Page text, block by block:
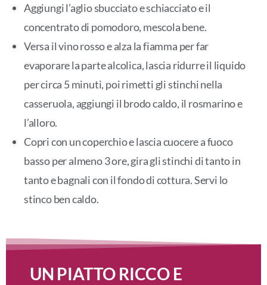
Aggiungi l’aglio sbucciato e schiacciato e il
concentrato di pomodoro, mescola bene.
Versa il vino rosso e alza la fiamma per far
evaporare la parte alcolica, lascia ridurre il liquido
per circa 5 minuti, poi rimetti gli stinchi nella
casseruola, aggiungi il brodo caldo, il rosmarino e
l’alloro.
Copri con un coperchio e lascia cuocere a fuoco
basso per almeno 3 ore, gira gli stinchi di tanto in
tanto e bagnali con il fondo di cottura. Servi lo
stinco ben caldo.
UN PIATTO RICCO E